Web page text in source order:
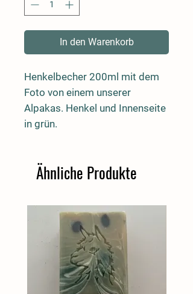
In den Warenkorb
Henkelbecher 200ml mit dem
Foto von einem unserer
Alpakas. Henkel und Innenseite
in grün.
Ähnliche Produkte